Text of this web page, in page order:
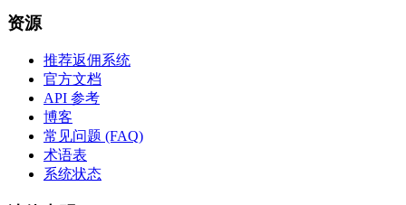
资源
推荐返佣系统
官方文档
API 参考
博客
常见问题 (FAQ)
术语表
系统状态